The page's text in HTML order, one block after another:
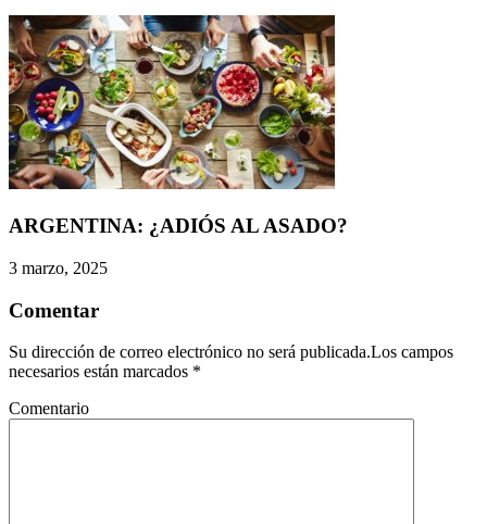
ARGENTINA: ¿ADIÓS AL ASADO?
3 marzo, 2025
Comentar
Su dirección de correo electrónico no será publicada.Los campos
necesarios están marcados *
Comentario